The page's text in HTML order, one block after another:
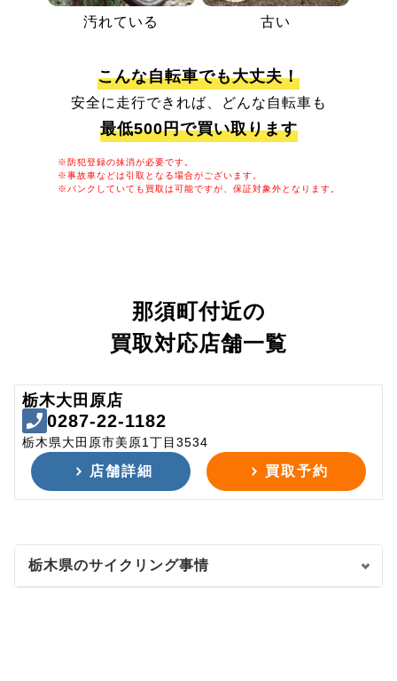
汚れている 古い
こんな自転車でも大丈夫！
安全に走行できれば、どんな自転車も
最低500円で買い取ります
※防犯登録の抹消が必要です。
※事故車などは引取となる場合がございます。
※パンクしていても買取は可能ですが、保証対象外となります。
那須町付近の
買取対応店舗一覧
栃木大田原店
0287-22-1182
栃木県大田原市美原1丁目3534
店舗詳細 買取予約
栃木県のサイクリング事情